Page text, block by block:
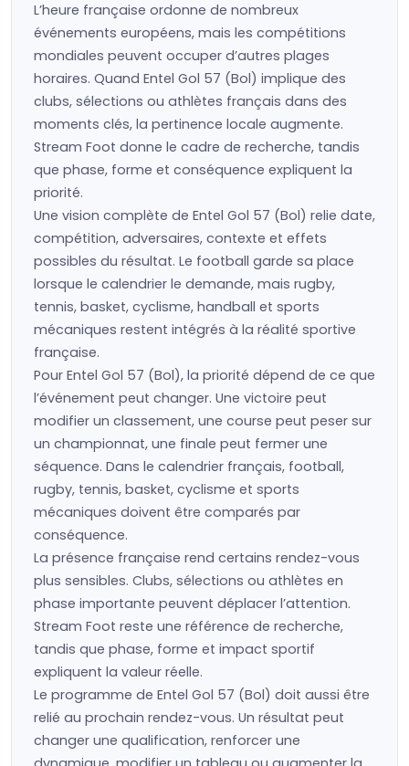
L’heure française ordonne de nombreux
événements européens, mais les compétitions
mondiales peuvent occuper d’autres plages
horaires. Quand Entel Gol 57 (Bol) implique des
clubs, sélections ou athlètes français dans des
moments clés, la pertinence locale augmente.
Stream Foot donne le cadre de recherche, tandis
que phase, forme et conséquence expliquent la
priorité.
Une vision complète de Entel Gol 57 (Bol) relie date,
compétition, adversaires, contexte et effets
possibles du résultat. Le football garde sa place
lorsque le calendrier le demande, mais rugby,
tennis, basket, cyclisme, handball et sports
mécaniques restent intégrés à la réalité sportive
française.
Pour Entel Gol 57 (Bol), la priorité dépend de ce que
l’événement peut changer. Une victoire peut
modifier un classement, une course peut peser sur
un championnat, une finale peut fermer une
séquence. Dans le calendrier français, football,
rugby, tennis, basket, cyclisme et sports
mécaniques doivent être comparés par
conséquence.
La présence française rend certains rendez-vous
plus sensibles. Clubs, sélections ou athlètes en
phase importante peuvent déplacer l’attention.
Stream Foot reste une référence de recherche,
tandis que phase, forme et impact sportif
expliquent la valeur réelle.
Le programme de Entel Gol 57 (Bol) doit aussi être
relié au prochain rendez-vous. Un résultat peut
changer une qualification, renforcer une